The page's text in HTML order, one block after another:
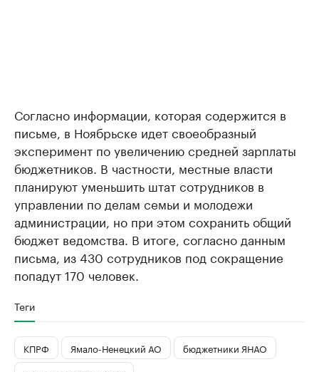
Согласно информации, которая содержится в
письме, в Ноябрьске идет своеобразный
эксперимент по увеличению средней зарплаты
бюджетников. В частности, местные власти
планируют уменьшить штат сотрудников в
управлении по делам семьи и молодежи
администрации, но при этом сохранить общий
бюджет ведомства. В итоге, согласно данным
письма, из 430 сотрудников под сокращение
попадут 170 человек.
Теги
КПРФ Ямало-Ненецкий АО
бюджетники ЯНАО